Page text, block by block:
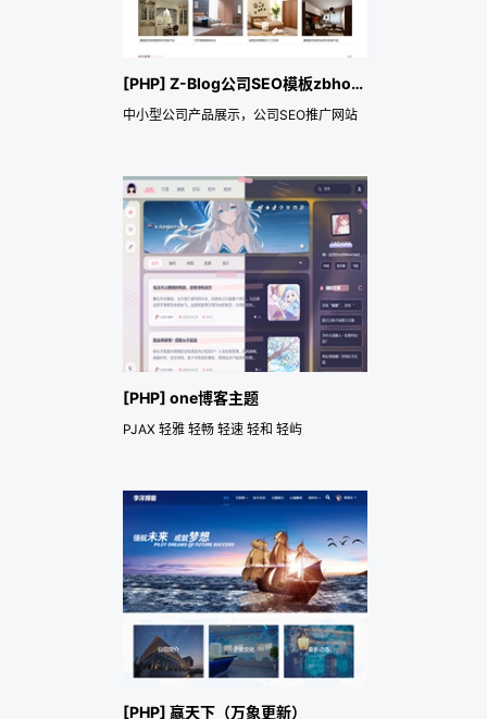
[PHP] Z-Blog公司SEO模板zbhome
中小型公司产品展示，公司SEO推广网站
[PHP] one博客主题
PJAX 轻雅 轻畅 轻速 轻和 轻屿
[PHP] 赢天下（万象更新）